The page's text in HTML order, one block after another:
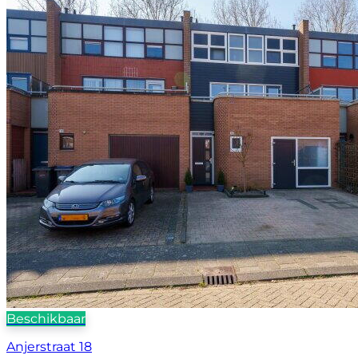
Beschikbaar
Anjerstraat 18